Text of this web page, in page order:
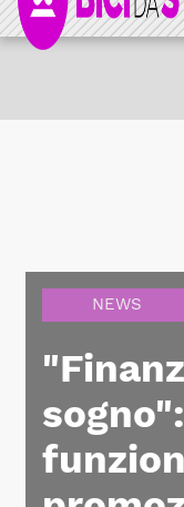
NEWS